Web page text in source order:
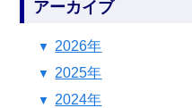
アーカイブ
2026年
2025年
2024年